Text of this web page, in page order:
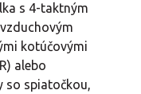
s 4-taktným
kotúčovými
alebo
so spiatočkou,